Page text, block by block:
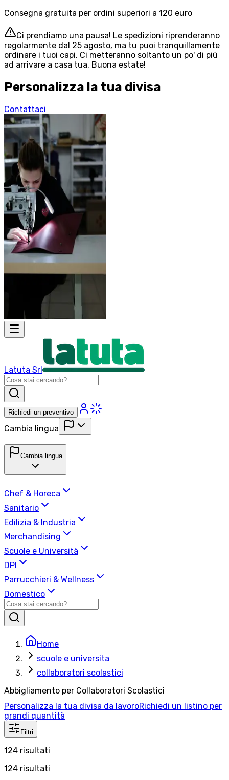
Consegna gratuita per ordini superiori a 120 euro
Ci prendiamo una pausa! Le spedizioni riprenderanno
regolarmente dal 25 agosto, ma tu puoi tranquillamente
ordinare i tuoi capi. Ci metteranno soltanto un po' di più
ad arrivare a casa tua. Buona estate!
Personalizza la tua divisa
Contattaci
Latuta Srl
Richiedi un preventivo
Cambia lingua
Cambia lingua
Chef & Horeca
Sanitario
Edilizia & Industria
Merchandising
Scuole e Università
DPI
Parrucchieri & Wellness
Domestico
Home
scuole e universita
collaboratori scolastici
Abbigliamento per Collaboratori Scolastici
Personalizza la tua divisa da lavoroRichiedi un listino per
grandi quantità
Filtri
124 risultati
124 risultati